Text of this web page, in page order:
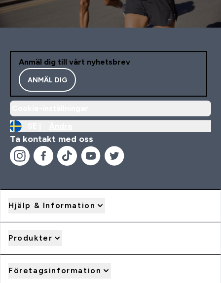
Anmäl dig till vårt nyhetsbrev
ANMÄL DIG
Ta kontakt med oss
Hjälp & Information
Produkter
Företagsinformation